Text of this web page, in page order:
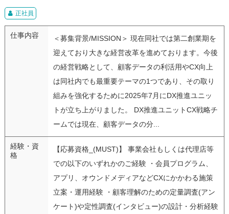
正社員
仕事内容
＜募集背景/MISSION＞ 現在同社では第二創業期を
迎えており大きな経営改革を進めております。今後
の経営戦略として、顧客データの利活用やCX向上
は同社内でも最重要テーマの1つであり、その取り
組みを強化するために2025年7月にDX推進ユニッ
トが立ち上がりました。 DX推進ユニットCX戦略チ
ームでは現在、顧客データの分...
経験・資
格
【応募資格_(MUST)】 事業会社もしくは代理店等
での以下のいずれかのご経験 ・会員プログラム、
アプリ、オウンドメディアなどCXにかかわる施策
立案・運用経験 ・顧客理解のための定量調査(アン
ケート)や定性調査(インタビュー)の設計・分析経験